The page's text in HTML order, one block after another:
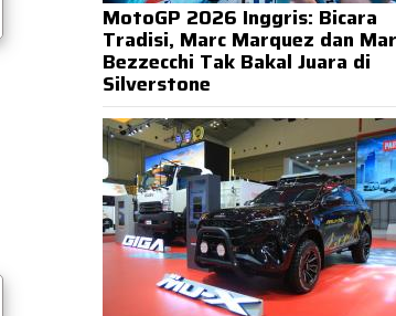
MotoGP 2026 Inggris: Bicara
Tradisi, Marc Marquez dan
Bezzecchi Tak Bakal Juara di
Silverstone